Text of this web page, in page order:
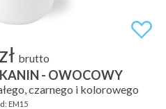
brutto
- OWOCOWY
czarnego i kolorowego
EM15